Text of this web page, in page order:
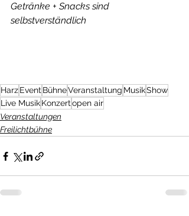
Getränke + Snacks sind
selbstverständlich
HarzEvent BühneVeranstaltung MusikShow
Live MusikKonzertopen air
Veranstaltungen
Freilichtbühne